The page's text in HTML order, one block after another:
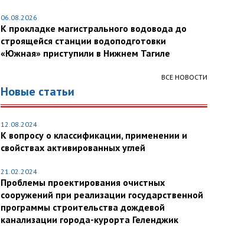
06.08.2026
К прокладке магистрального водовода до
строящейся станции водоподготовки
«Южная» приступили в Нижнем Тагиле
ВСЕ НОВОСТИ
Новые статьи
12.08.2024
К вопросу о классификации, применении и
свойствах активированных углей
21.02.2024
Проблемы проектирования очистных
сооружений при реализации государственной
программы строительства дождевой
канализации города-курорта Геленджик